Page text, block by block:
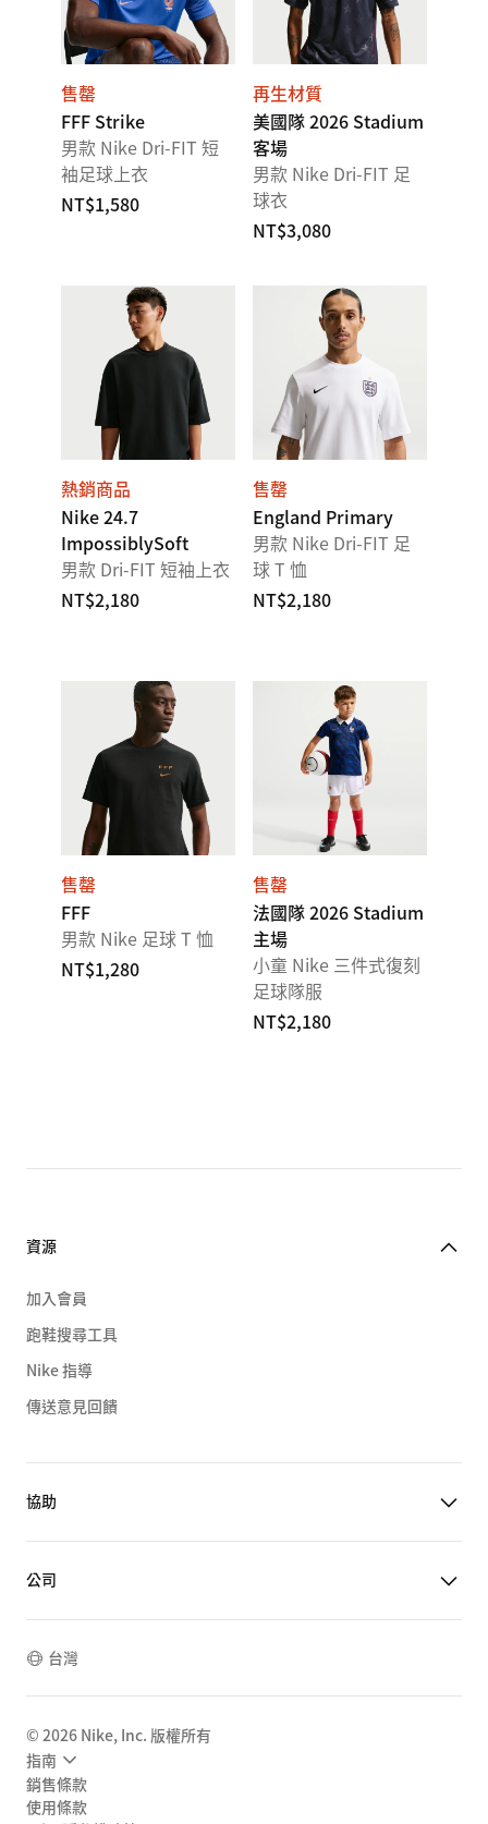
售罄
FFF Strike
男款 Nike Dri-FIT 短
袖足球上衣
NT$1,580
再生材質
美國隊 2026 Stadium
客場
男款 Nike Dri-FIT 足
球衣
NT$3,080
熱銷商品
Nike 24.7
ImpossiblySoft
男款 Dri-FIT 短袖上衣
NT$2,180
售罄
England Primary
男款 Nike Dri-FIT 足
球 T 恤
NT$2,180
售罄
FFF
男款 Nike 足球 T 恤
NT$1,280
售罄
法國隊 2026 Stadium
主場
小童 Nike 三件式復刻
足球隊服
NT$2,180
資源
加入會員
跑鞋搜尋工具
Nike 指導
傳送意見回饋
協助
公司
台灣
© 2026 Nike, Inc. 版權所有
指南
銷售條款
使用條款